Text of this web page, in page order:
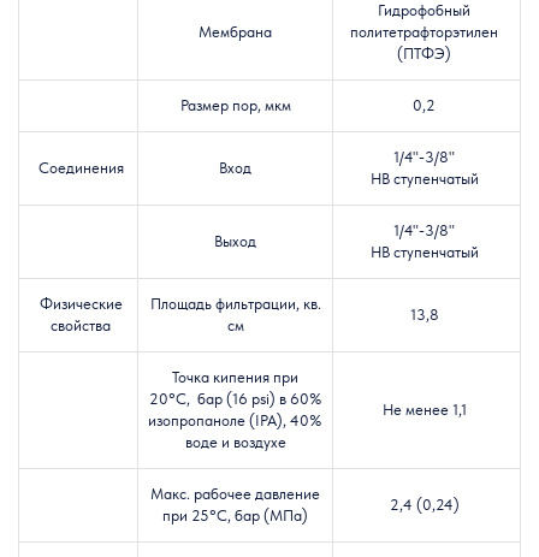
Мембрана
Гидрофобный
политетрафторэтилен
(ПТФЭ)
Размер пор, мкм 0,2
Соединения Вход
1/4"-3/8"
HB ступенчатый
Выход
1/4"-3/8"
HB ступенчатый
Физические
свойства
Площадь фильтрации, кв.
см
13,8
Точка кипения при
20°C, бар (16 psi) в 60%
изопропаноле (IPA), 40%
воде и воздухе
Не менее 1,1
Макс. рабочее давление
при 25°C, бар (МПа)
2,4 (0,24)